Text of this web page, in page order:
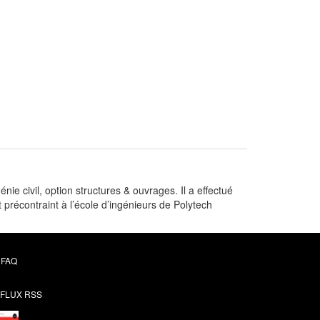
civil, option structures & ouvrages. Il a effectué
à l’école d’ingénieurs de Polytech
FAQ
FLUX RSS